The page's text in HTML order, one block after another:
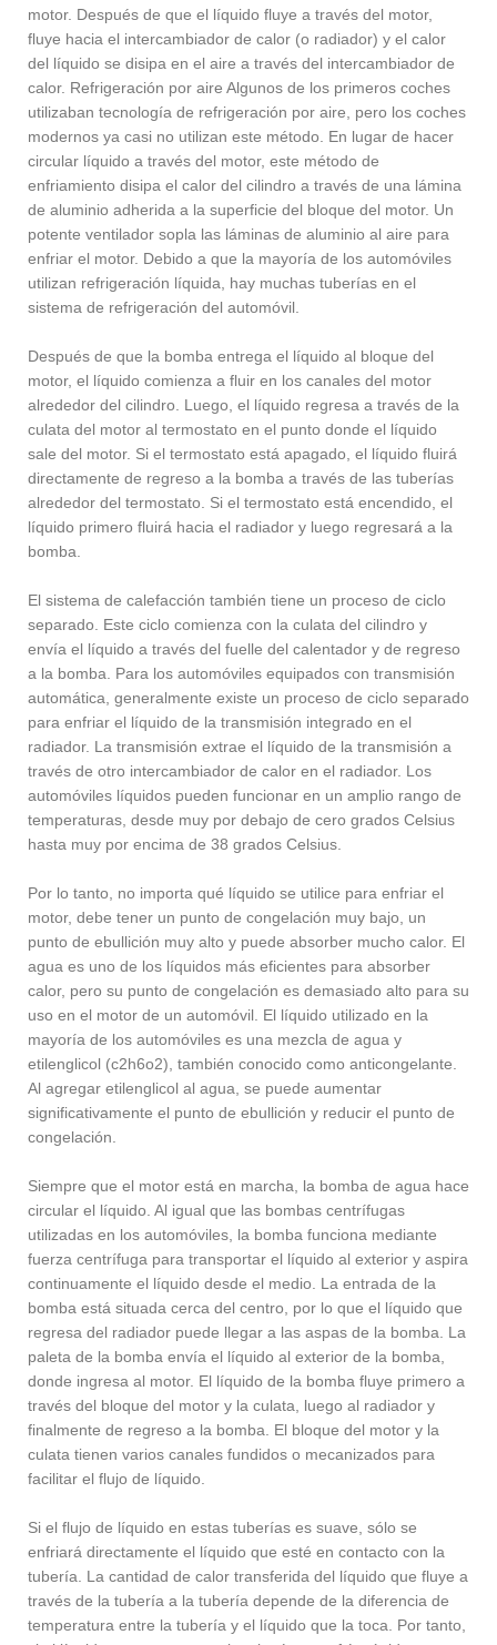
motor. Después de que el líquido fluye a través del motor,
fluye hacia el intercambiador de calor (o radiador) y el calor
del líquido se disipa en el aire a través del intercambiador de
calor. Refrigeración por aire Algunos de los primeros coches
utilizaban tecnología de refrigeración por aire, pero los coches
modernos ya casi no utilizan este método. En lugar de hacer
circular líquido a través del motor, este método de
enfriamiento disipa el calor del cilindro a través de una lámina
de aluminio adherida a la superficie del bloque del motor. Un
potente ventilador sopla las láminas de aluminio al aire para
enfriar el motor. Debido a que la mayoría de los automóviles
utilizan refrigeración líquida, hay muchas tuberías en el
sistema de refrigeración del automóvil.
Después de que la bomba entrega el líquido al bloque del
motor, el líquido comienza a fluir en los canales del motor
alrededor del cilindro. Luego, el líquido regresa a través de la
culata del motor al termostato en el punto donde el líquido
sale del motor. Si el termostato está apagado, el líquido fluirá
directamente de regreso a la bomba a través de las tuberías
alrededor del termostato. Si el termostato está encendido, el
líquido primero fluirá hacia el radiador y luego regresará a la
bomba.
El sistema de calefacción también tiene un proceso de ciclo
separado. Este ciclo comienza con la culata del cilindro y
envía el líquido a través del fuelle del calentador y de regreso
a la bomba. Para los automóviles equipados con transmisión
automática, generalmente existe un proceso de ciclo separado
para enfriar el líquido de la transmisión integrado en el
radiador. La transmisión extrae el líquido de la transmisión a
través de otro intercambiador de calor en el radiador. Los
automóviles líquidos pueden funcionar en un amplio rango de
temperaturas, desde muy por debajo de cero grados Celsius
hasta muy por encima de 38 grados Celsius.
Por lo tanto, no importa qué líquido se utilice para enfriar el
motor, debe tener un punto de congelación muy bajo, un
punto de ebullición muy alto y puede absorber mucho calor. El
agua es uno de los líquidos más eficientes para absorber
calor, pero su punto de congelación es demasiado alto para su
uso en el motor de un automóvil. El líquido utilizado en la
mayoría de los automóviles es una mezcla de agua y
etilenglicol (c2h6o2), también conocido como anticongelante.
Al agregar etilenglicol al agua, se puede aumentar
significativamente el punto de ebullición y reducir el punto de
congelación.
Siempre que el motor está en marcha, la bomba de agua hace
circular el líquido. Al igual que las bombas centrífugas
utilizadas en los automóviles, la bomba funciona mediante
fuerza centrífuga para transportar el líquido al exterior y aspira
continuamente el líquido desde el medio. La entrada de la
bomba está situada cerca del centro, por lo que el líquido que
regresa del radiador puede llegar a las aspas de la bomba. La
paleta de la bomba envía el líquido al exterior de la bomba,
donde ingresa al motor. El líquido de la bomba fluye primero a
través del bloque del motor y la culata, luego al radiador y
finalmente de regreso a la bomba. El bloque del motor y la
culata tienen varios canales fundidos o mecanizados para
facilitar el flujo de líquido.
Si el flujo de líquido en estas tuberías es suave, sólo se
enfriará directamente el líquido que esté en contacto con la
tubería. La cantidad de calor transferida del líquido que fluye a
través de la tubería a la tubería depende de la diferencia de
temperatura entre la tubería y el líquido que la toca. Por tanto,